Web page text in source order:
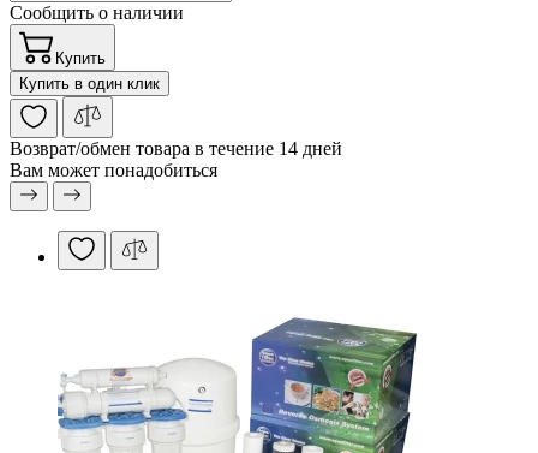
Сообщить о наличии
Купить
Купить в один клик
Возврат/обмен товара в течение 14 дней
Вам может понадобиться